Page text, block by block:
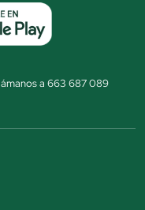
a 663 687 089